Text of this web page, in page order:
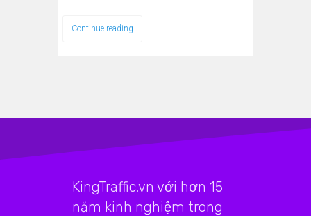
Continue reading
KingTraffic.vn với hơn 15
năm kinh nghiệm trong